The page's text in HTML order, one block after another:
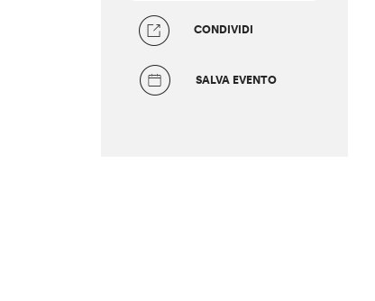
CONDIVIDI
SALVA EVENTO